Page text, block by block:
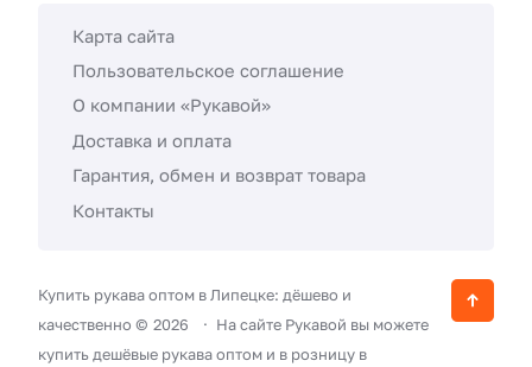
Карта сайта
Пользовательское соглашение
О компании «Рукавой»
Доставка и оплата
Гарантия, обмен и возврат товара
Контакты
Купить рукава оптом в Липецке: дёшево и
качественно © 2026
На сайте Рукавой вы можете
купить дешёвые рукава оптом и в розницу в